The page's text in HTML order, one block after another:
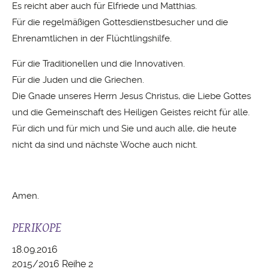
Es reicht aber auch für Elfriede und Matthias.
Für die regelmäßigen Gottesdienstbesucher und die
Ehrenamtlichen in der Flüchtlingshilfe.
Für die Traditionellen und die Innovativen.
Für die Juden und die Griechen.
Die Gnade unseres Herrn Jesus Christus, die Liebe Gottes
und die Gemeinschaft des Heiligen Geistes reicht für alle.
Für dich und für mich und Sie und auch alle, die heute
nicht da sind und nächste Woche auch nicht.
Amen.
PERIKOPE
18.09.2016
2015/2016 Reihe 2